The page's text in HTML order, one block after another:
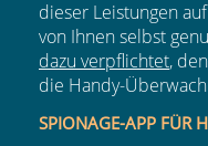
dieser Leistungen
von Ihnen selbst
dazu verpflichtet,
die Handy-
SPIONAGE-APP FÜR